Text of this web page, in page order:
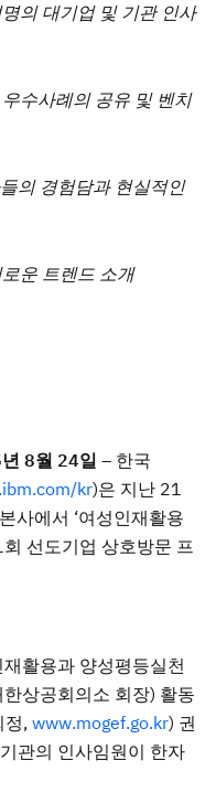
의 대기업 및 기관 인사
수사례의 공유 및 벤치
의 경험담과 현실적인
운 트렌드 소개
8월 24일 – 한국
kr)은 지난 21
사에서 ‘여성인재활용
선도기업 상호방문 프
활용과 양성평등실천
상공회의소 회장) 활동
정, www.mogef.go.kr) 권
관의 인사임원이 한자